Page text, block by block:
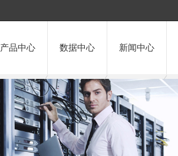
产品中心 数据中心 新闻中心